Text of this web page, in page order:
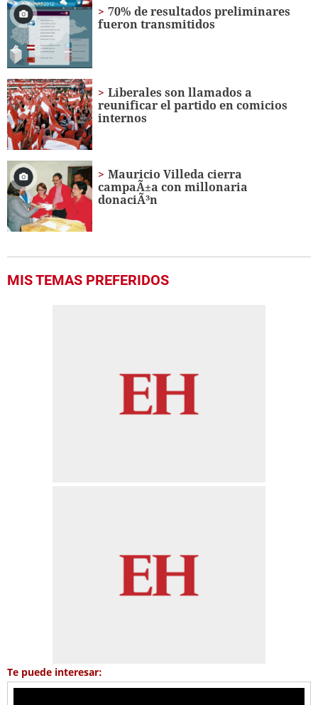
70% de resultados preliminares
fueron transmitidos
Liberales son llamados a
reunificar el partido en comicios
internos
Mauricio Villeda cierra
campaÃ±a con millonaria
donaciÃ³n
MIS TEMAS PREFERIDOS
Te puede interesar: